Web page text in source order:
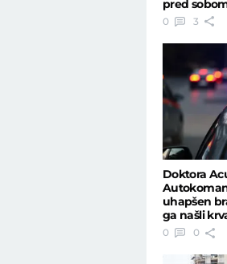
pred
0 3
Doktora
uhapšen
ga našli
automobilu
0 0